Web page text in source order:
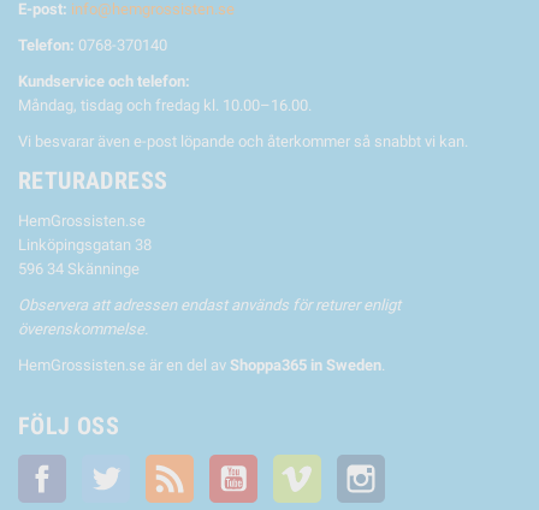
E-post: info@hemgrossisten.se
Telefon: 0768-370140
Kundservice och telefon:
Måndag, tisdag och fredag kl. 10.00–16.00.
Vi besvarar även e-post löpande och återkommer så snabbt vi kan.
RETURADRESS
HemGrossisten.se
Linköpingsgatan 38
596 34 Skänninge
Observera att adressen endast används för returer enligt
överenskommelse.
HemGrossisten.se är en del av Shoppa365 in Sweden.
FÖLJ OSS
Facebook Twitter RSS YouTube Vimeo